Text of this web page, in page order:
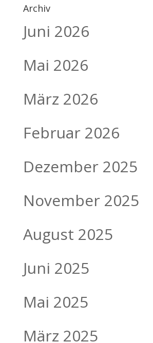
Archiv
Juni 2026
Mai 2026
März 2026
Februar 2026
Dezember 2025
November 2025
August 2025
Juni 2025
Mai 2025
März 2025